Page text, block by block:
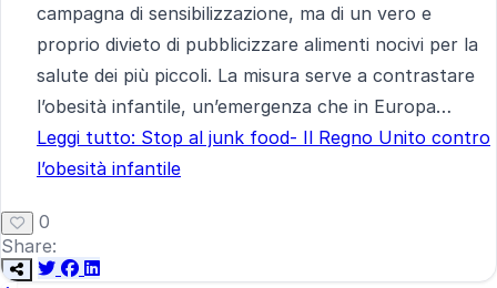
campagna di sensibilizzazione, ma di un vero e
proprio divieto di pubblicizzare alimenti nocivi per la
salute dei più piccoli. La misura serve a contrastare
l’obesità infantile, un’emergenza che in Europa…
Leggi tutto: Stop al junk food- Il Regno Unito contro
l’obesità infantile
0
Share: